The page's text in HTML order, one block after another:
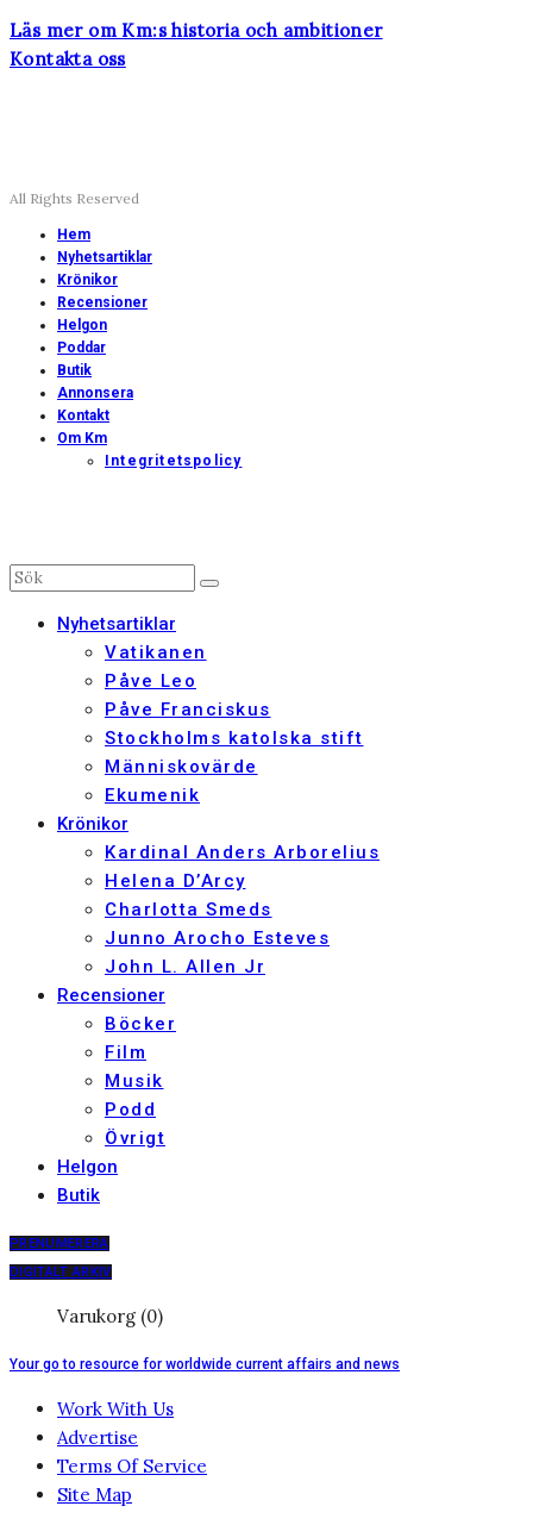
Läs mer om Km:s historia och ambitioner
Kontakta oss
All Rights Reserved
Hem
Nyhetsartiklar
Krönikor
Recensioner
Helgon
Poddar
Butik
Annonsera
Kontakt
Om Km
Integritetspolicy
Nyhetsartiklar
Vatikanen
Påve Leo
Påve Franciskus
Stockholms katolska stift
Människovärde
Ekumenik
Krönikor
Kardinal Anders Arborelius
Helena D’Arcy
Charlotta Smeds
Junno Arocho Esteves
John L. Allen Jr
Recensioner
Böcker
Film
Musik
Podd
Övrigt
Helgon
Butik
PRENUMERERA
DIGITALT ARKIV
Varukorg (0)
Your go to resource for worldwide current affairs and news
Work With Us
Advertise
Terms Of Service
Site Map